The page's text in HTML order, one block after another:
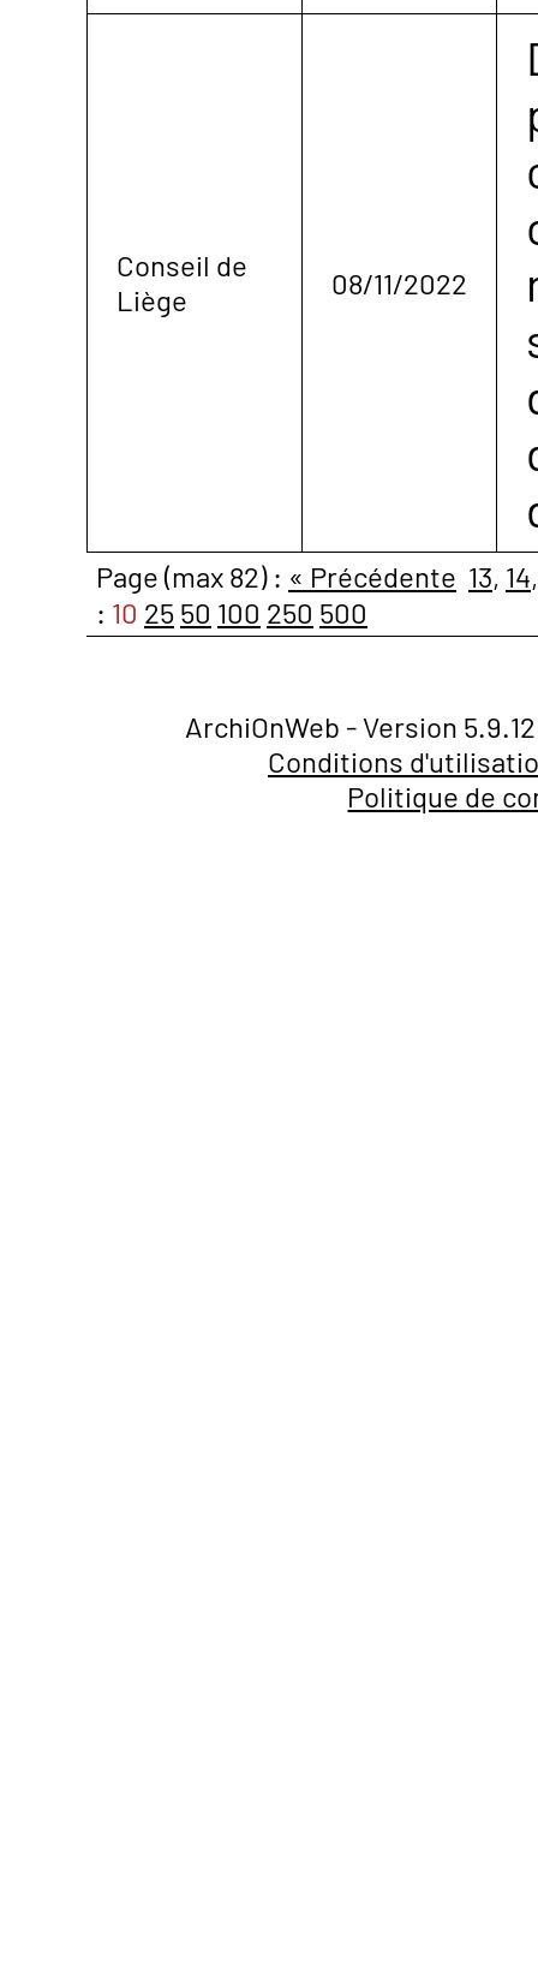
Conseil de
Liège
08/11/2022
Page (max 82) : « Précédente 13, 14
: 10 25 50 100 250 500
ArchiOnWeb - Version
Conditions
Politique de